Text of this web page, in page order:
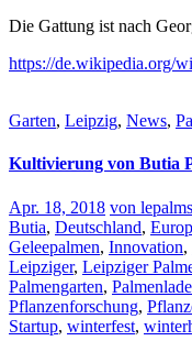
Die Gattung ist nach
https://de.wikipedia.org/
Garten, Leipzig, News,
Kultivierung von Butia
Apr. 18, 2018 von lepalms
Butia, Deutschland,
Geleepalmen, Innovation,
Leipziger, Leipziger
Palmengarten,
Pflanzenforschung,
Startup, winterfest,